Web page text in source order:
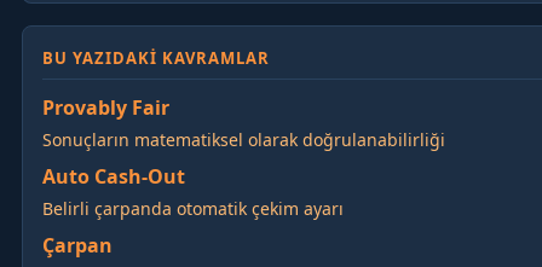
BU YAZIDAKI KAVRAMLAR
Provably Fair
Sonuçların matematiksel olarak doğrulanabilirliği
Auto Cash-Out
Belirli çarpanda otomatik çekim ayarı
Çarpan